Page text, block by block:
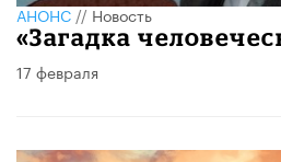
АНОНС//Новость
«Загадка
17 февраля